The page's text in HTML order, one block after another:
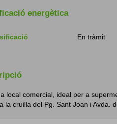
energètica
En tràmit
local comercial, ideal per a
la cruilla del Pg. Sant Joan i Avda.